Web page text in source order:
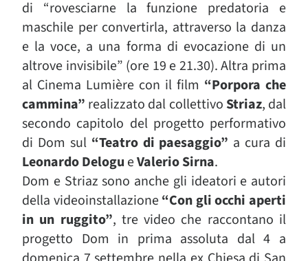
di “rovesciarne la funzione predatoria e
maschile per convertirla, attraverso la danza
e la voce, a una forma di evocazione di un
altrove invisibile” (ore 19 e 21.30). Altra prima
al Cinema Lumière con il film “Porpora che
cammina” realizzato dal collettivo Striaz, dal
secondo capitolo del progetto performativo
di Dom sul “Teatro di paesaggio” a cura di
Leonardo Delogu eValerio Sirna.
Dom e Striaz sono anche gli ideatori e autori
della videoinstallazione“Con gli occhi aperti
in un ruggito”, tre video che raccontano il
progetto Dom in prima assoluta dal 4 a